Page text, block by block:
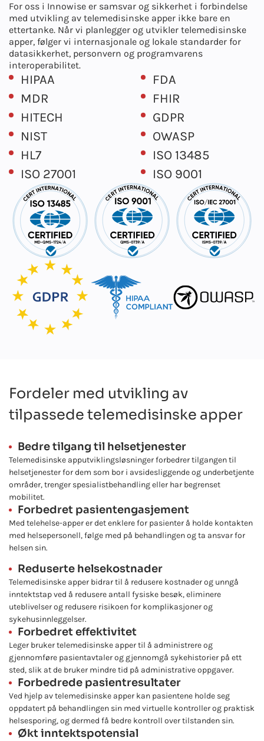
For oss i Innowise er samsvar og sikkerhet i forbindelse
med utvikling av telemedisinske apper ikke bare en
ettertanke. Når vi planlegger og utvikler telemedisinske
apper, følger vi internasjonale og lokale standarder for
datasikkerhet, personvern og programvarens
interoperabilitet.
HIPAA
FDA
MDR
FHIR
HITECH
GDPR
NIST
OWASP
HL7
ISO 13485
ISO 27001
ISO 9001
Fordeler med utvikling av
tilpassede telemedisinske apper
Bedre tilgang til helsetjenester
Telemedisinske apputviklingsløsninger forbedrer tilgangen til
helsetjenester for dem som bor i avsidesliggende og underbetjente
områder, trenger spesialistbehandling eller har begrenset
mobilitet.
Forbedret pasientengasjement
Med telehelse-apper er det enklere for pasienter å holde kontakten
med helsepersonell, følge med på behandlingen og ta ansvar for
helsen sin.
Reduserte helsekostnader
Telemedisinske apper bidrar til å redusere kostnader og unngå
inntektstap ved å redusere antall fysiske besøk, eliminere
uteblivelser og redusere risikoen for komplikasjoner og
sykehusinnleggelser.
Forbedret effektivitet
Leger bruker telemedisinske apper til å administrere og
gjennomføre pasientavtaler og gjennomgå sykehistorier på ett
sted, slik at de bruker mindre tid på administrative oppgaver.
Forbedrede pasientresultater
Ved hjelp av telemedisinske apper kan pasientene holde seg
oppdatert på behandlingen sin med virtuelle kontroller og praktisk
helsesporing, og dermed få bedre kontroll over tilstanden sin.
Økt inntektspotensial